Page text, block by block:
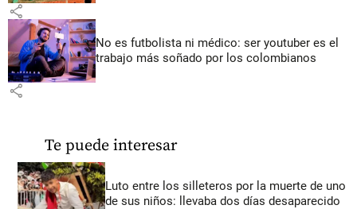
share
No es futbolista ni médico: ser youtuber es el
trabajo más soñado por los colombianos
share
Te puede interesar
Luto entre los silleteros por la muerte de uno
de sus niños: llevaba dos días desaparecido